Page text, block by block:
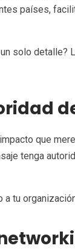
países,
solo detalle?
que
tenga
tu